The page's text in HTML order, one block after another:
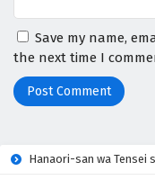
Save my name,
the next time I
Hanaori-san wa Tensei